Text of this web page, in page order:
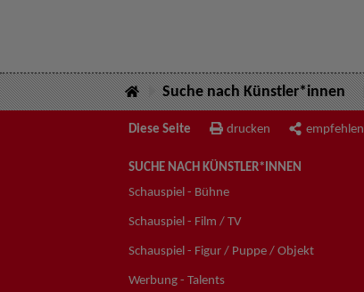
Suche nach Künstler*innen
Diese Seite drucken empfehlen
SUCHE NACH KÜNSTLER*INNEN
Schauspiel - Bühne
Schauspiel - Film / TV
Schauspiel - Figur / Puppe / Objekt
Werbung - Talents